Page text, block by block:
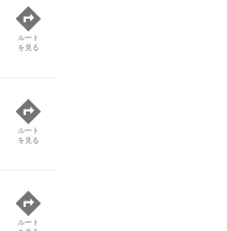
ルート
を見る
ルート
を見る
ルート